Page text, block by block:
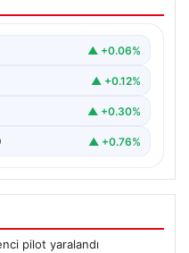
▲ +0.06%
▲ +0.12%
▲ +0.30%
▲ +0.76%
pilot yaralandı